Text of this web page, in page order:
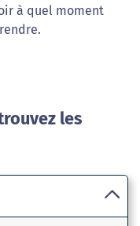
à quel moment
les